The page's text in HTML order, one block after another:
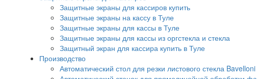
Защитные экраны для кассиров купить
Защитные экраны на кассу в Туле
Защитные экраны для кассы в Туле
Защитные экраны для кассы из оргстекла и стекла
Защитный экран для кассира купить в Туле
Производство
Автоматический стол для резки листового стекла